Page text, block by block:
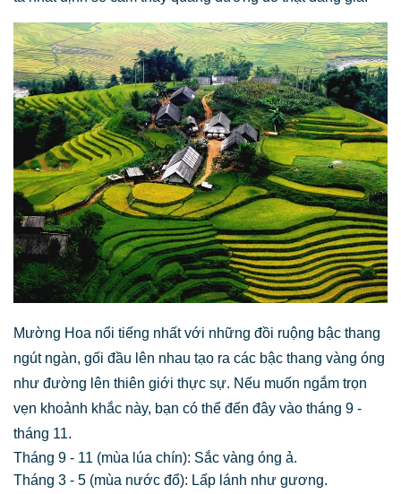
Mường Hoa nổi tiếng nhất với những đồi ruộng bậc thang
ngút ngàn, gối đầu lên nhau tạo ra các bậc thang vàng óng
như đường lên thiên giới thực sự. Nếu muốn ngắm trọn
vẹn khoảnh khắc này, bạn có thể đến đây vào tháng 9 -
tháng 11.
Tháng 9 - 11 (mùa lúa chín): Sắc vàng óng ả.
Tháng 3 - 5 (mùa nước đổ): Lấp lánh như gương.